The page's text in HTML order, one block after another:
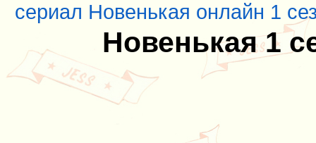
сериал Новенькая онлайн 1
Новенькая 1